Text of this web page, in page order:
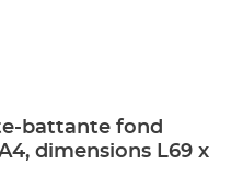
battante fond
dimensions L69 x